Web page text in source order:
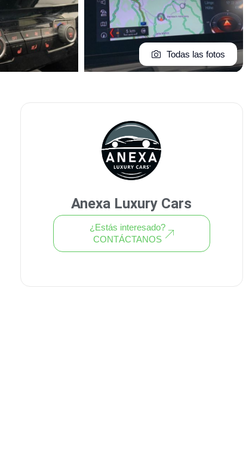
Todas las fotos
Anexa Luxury Cars
¿Estás interesado?
CONTÁCTANOS